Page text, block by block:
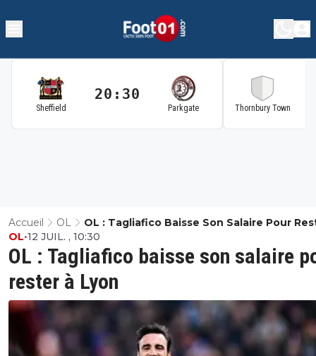
Sheffield
20:30
Parkgate Thornbury Town
Accueil OL
OL : Tagliafico Baisse Son Salaire Pour
Lyon
OL : Tagliafico baisse son salaire
rester à Lyon
OL•12 JUIL. , 10:30